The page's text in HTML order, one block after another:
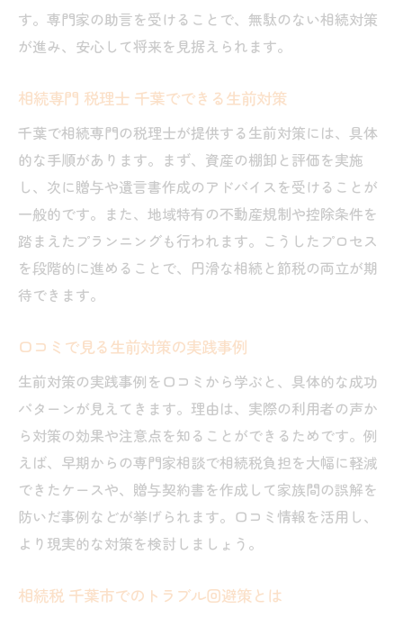
す。専門家の助言を受けることで、無駄のない相続対策
が進み、安心して将来を見据えられます。
相続専門 税理士 千葉でできる生前対策
千葉で相続専門の税理士が提供する生前対策には、具体
的な手順があります。まず、資産の棚卸と評価を実施
し、次に贈与や遺言書作成のアドバイスを受けることが
一般的です。また、地域特有の不動産規制や控除条件を
踏まえたプランニングも行われます。こうしたプロセス
を段階的に進めることで、円滑な相続と節税の両立が期
待できます。
口コミで見る生前対策の実践事例
生前対策の実践事例を口コミから学ぶと、具体的な成功
パターンが見えてきます。理由は、実際の利用者の声か
ら対策の効果や注意点を知ることができるためです。例
えば、早期からの専門家相談で相続税負担を大幅に軽減
できたケースや、贈与契約書を作成して家族間の誤解を
防いだ事例などが挙げられます。口コミ情報を活用し、
より現実的な対策を検討しましょう。
相続税 千葉市でのトラブル回避策とは